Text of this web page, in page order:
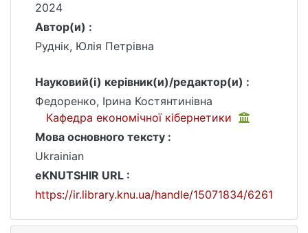
2024
Автор(и) :
Руднік, Юлія Петрівна
Науковий(і) керівник(и)/редактор(и) :
Федоренко, Ірина Костянтинівна
Кафедра економічної кібернетики
Мова основного тексту :
Ukrainian
eKNUTSHIR URL :
https://ir.library.knu.ua/handle/15071834/6261